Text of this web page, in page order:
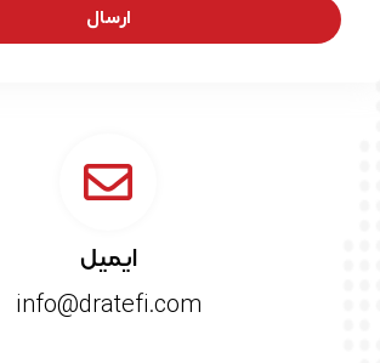
ارسال
ایمیل
info@dratefi.com